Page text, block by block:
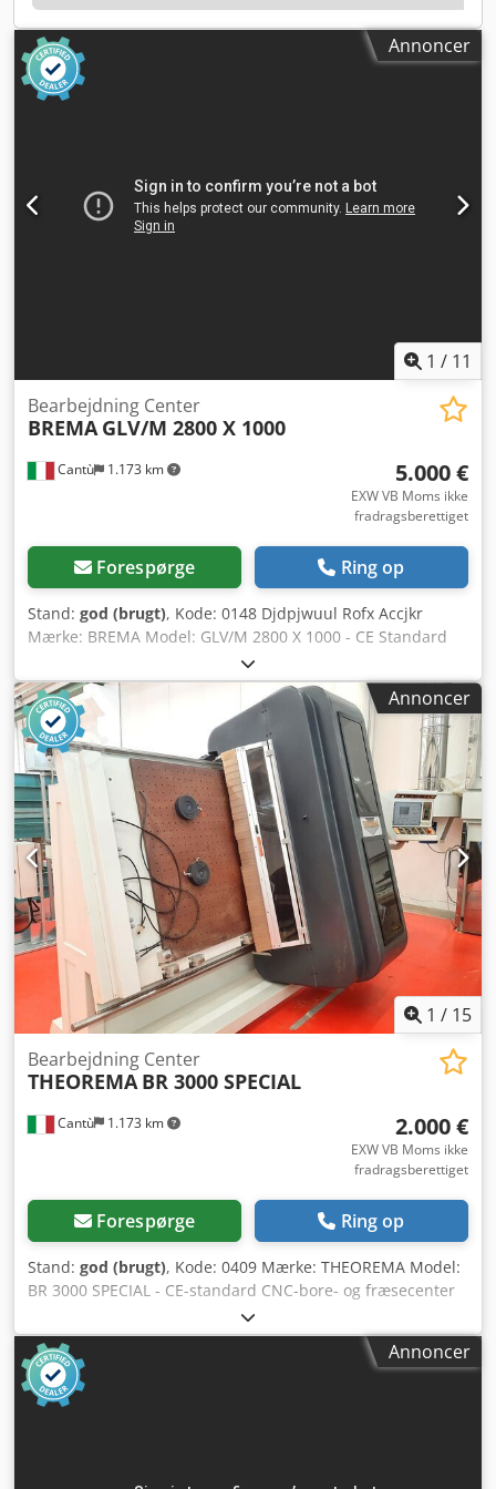
Annoncer
1 / 11
Cantù 1.173 km
Bearbejdning Center
BREMA GLV/M 2800 X 1000
5.000 €
EXW VB Moms ikke
fradragsberettiget
Forespørge Ring op
Stand: god (brugt), Kode: 0148 Djdpjwuul Rofx Accjkr
Mærke: BREMA Model: GLV/M 2800 X 1000 - CE Standard
CNC-bearbejdningscenter til møbler, køkkener, skabe,
paneler og forskelligt andet - CE Standard Vakuumsystem
til fastspænding af pladen med manuelt justerbare
sugekopper. Et sådant system muliggør bearbejdning af
emnet på alle sider. Derudover udfører de 8 værktøjer, der
er monteret i revolverhovedet, enhver ønsket
bearbejdning. Nyttige bearbejdningsmål for plade med
alle værktøjer: Længde 2800 mm - Højde 1000 mm Antal
styrede akser: 3 Numerisk styring: CNC/90 Trykluft: 6-7 bar
Effekt: 15 kW Samlede mål: 4280 x 2200 x 2480 mm (h)
Vægt: 4900 kg
Annoncer
1 / 15
Cantù 1.173 km
Bearbejdning Center
THEOREMA BR 3000 SPECIAL
2.000 €
EXW VB Moms ikke
fradragsberettiget
Forespørge Ring op
Stand: god (brugt), Kode: 0409 Mærke: THEOREMA Model:
BR 3000 SPECIAL - CE-standard CNC-bore- og fræsecenter
med 3 styrede akser til møbler, køkkener,
badeværelsesmøbler, plader, døre og diverse - CE-
standard Dodpfx Acjuwdnxecekr Tekniske data: Mindste
ydre mål Nyttelængde X-akse: 3000 mm Nyttelængde Y-
akse: 1300 mm Hastighed X-akse: 24 m/min Hastighed Y-
Annoncer